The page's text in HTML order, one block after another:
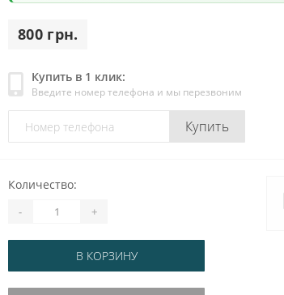
800 грн.
Купить в 1 клик:
Введите номер телефона и мы перезвоним
Купить
Количество:
- +
В КОРЗИНУ